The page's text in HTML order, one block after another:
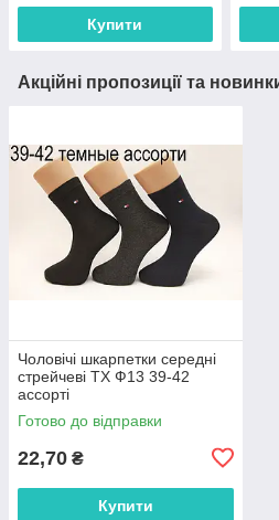
Купити
Акційні пропозиції та
Чоловічі шкарпетки середні
стрейчеві ТХ Ф13 39-42
ассорті
Готово до відправки
22,70 ₴
Купити